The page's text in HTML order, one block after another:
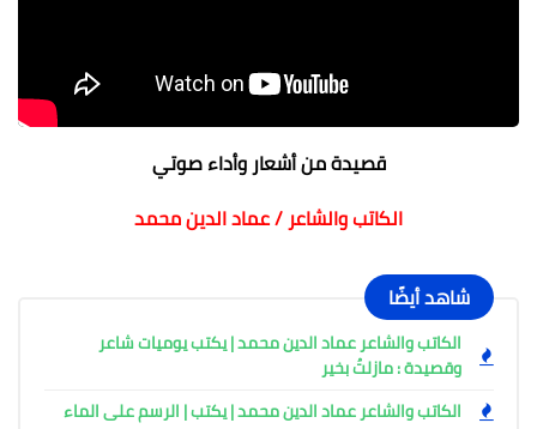
قصيدة من أشعار وأداء صوتي
الكاتب والشاعر / عماد الدين محمد
شاهد أيضًا
الكاتب والشاعر عماد الدين محمد | يكتب يوميات شاعر
وقصيدة : مازلتُ بخير
الكاتب والشاعر عماد الدين محمد | يكتب | الرسم على الماء